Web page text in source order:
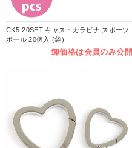
CK5-20SET キャストカラビナ スポーツ
ボール 20個入 (袋)
卸価格は会員のみ公開